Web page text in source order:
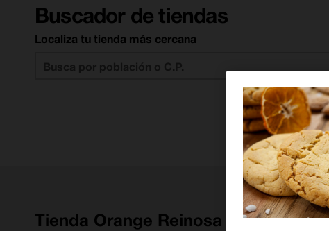
Buscador de tiendas
Localiza tu tienda más cercana
Tienda Orange Reinosa